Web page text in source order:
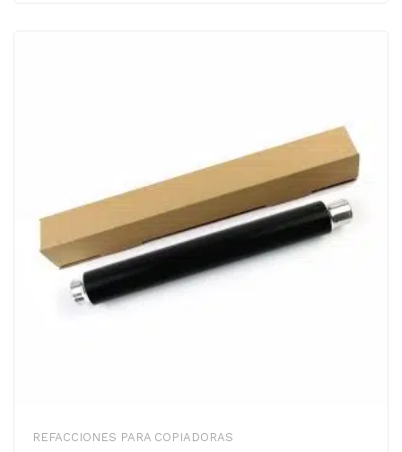
REFACCIONES PARA COPIADORAS